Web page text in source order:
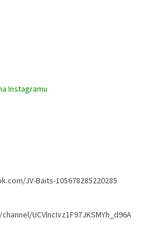
Instagramu
JV-Baits-105678285220285
UCVlncIvz1F97JKSMYh_d96A